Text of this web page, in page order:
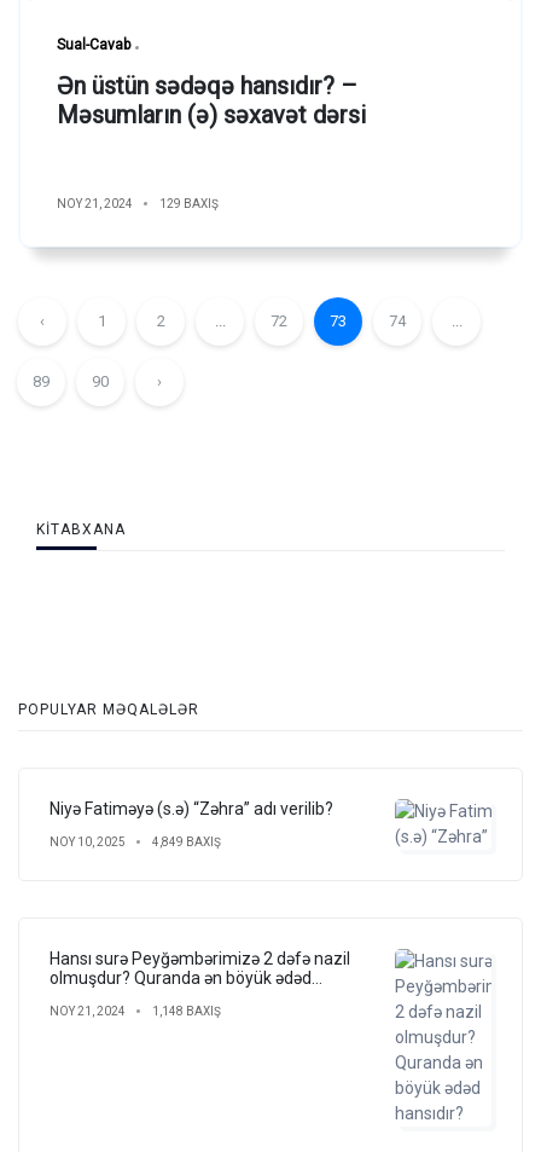
Sual-Cavab
Ən üstün sədəqə hansıdır? –
Məsumların (ə) səxavət dərsi
NOY 21, 2024 129 BAXIŞ
‹ 1 2 72 73 74
89 90 ›
KITABXANA
POPULYAR MƏQALƏLƏR
Niyə Fatiməyə (s.ə) “Zəhra” adı verilib?
NOY 10, 2025 4,849 BAXIŞ
Hansı surə Peyğəmbərimizə 2 dəfə nazil
olmuşdur? Quranda ən böyük ədəd
NOY 21, 2024 1,148 BAXIŞ